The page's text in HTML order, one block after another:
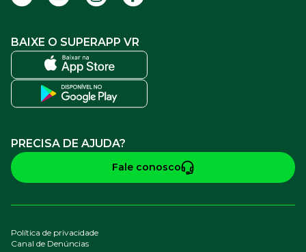
BAIXE O SUPERAPP VR
PRECISA DE AJUDA?
Fale conosco
Política de privacidade
Canal de Denúncias